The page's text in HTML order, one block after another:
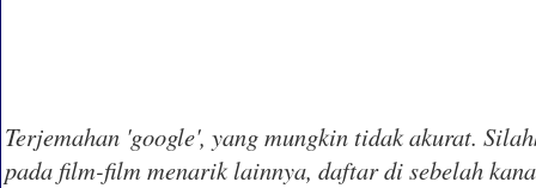
Terjemahan 'google', yang mungkin tidak akurat.
pada film-film menarik lainnya, daftar di sebelah